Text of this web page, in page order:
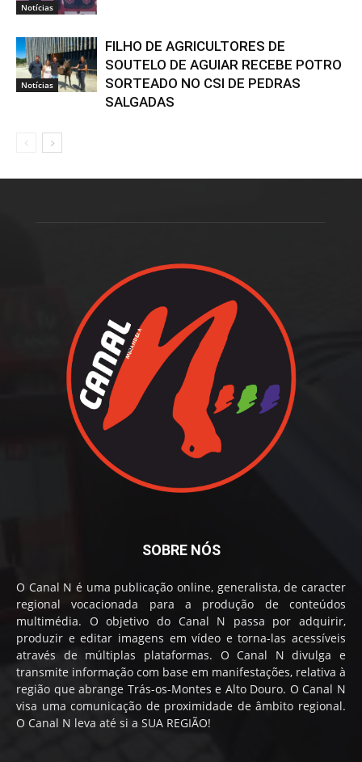
Notícias
Notícias
FILHO DE AGRICULTORES DE
SOUTELO DE AGUIAR RECEBE POTRO
SORTEADO NO CSI DE PEDRAS
SALGADAS
SOBRE NÓS
O Canal N é uma publicação online, generalista, de caracter
regional vocacionada para a produção de conteúdos
multimédia. O objetivo do Canal N passa por adquirir,
produzir e editar imagens em vídeo e torna-las acessíveis
através de múltiplas plataformas. O Canal N divulga e
transmite informação com base em manifestações, relativa à
região que abrange Trás-os-Montes e Alto Douro. O Canal N
visa uma comunicação de proximidade de âmbito regional.
O Canal N leva até si a SUA REGIÃO!